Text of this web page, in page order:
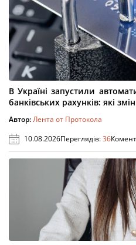
В Україні запустили
банківських рахунків: які
Автор:Лента от Протокола
10.08.2026Переглядів:36